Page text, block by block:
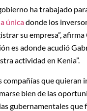
ha trabajado
únicadonde los
su empresa”,
es adonde acudió
actividad en Kenia”.
que
bien de las
gubernamentales